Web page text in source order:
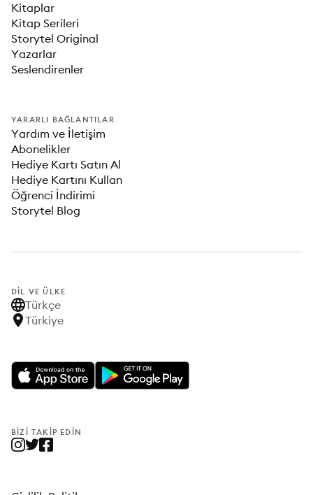
Kitaplar
Kitap Serileri
Storytel Original
Yazarlar
Seslendirenler
YARARLI BAĞLANTILAR
Yardım ve İletişim
Abonelikler
Hediye Kartı Satın Al
Hediye Kartını Kullan
Öğrenci İndirimi
Storytel Blog
DIL VE ÜLKE
Türkçe
Türkiye
BIZI TAKIP EDIN